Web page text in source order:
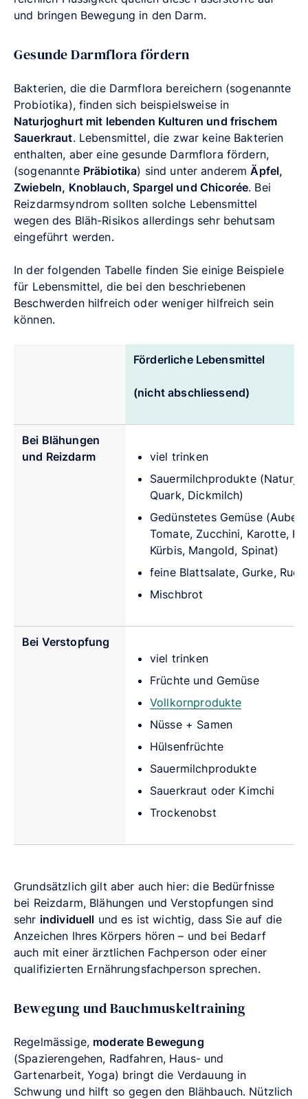
und bringen Bewegung in den Darm.
Gesunde Darmflora fördern
Bakterien, die die Darmflora bereichern (sogenannte
Probiotika), finden sich beispielsweise in
Naturjoghurt mit lebenden Kulturen und frischem
Sauerkraut. Lebensmittel, die zwar keine Bakterien
enthalten, aber eine gesunde Darmflora fördern,
(sogenannte Präbiotika) sind unter anderemÄpfel,
Zwiebeln, Knoblauch, Spargel und Chicorée. Bei
Reizdarmsyndrom sollten solche Lebensmittel
wegen des Bläh-Risikos allerdings sehr behutsam
eingeführt werden.
In der folgenden Tabelle finden Sie einige Beispiele
für Lebensmittel, die bei den beschriebenen
Beschwerden hilfreich oder weniger hilfreich sein
können.
Förderliche Lebensmittel
(nicht abschliessend)
Bei Blähungen
und Reizdarm
viel trinken
Sauermilchprodukte
Quark, Dickmilch)
Gedünstetes Gemüse
Tomate, Zucchini, Karotte,
Kürbis, Mangold, Spinat)
feine Blattsalate, Gurke,
Mischbrot
Bei Verstopfung
viel trinken
Früchte und Gemüse
Vollkornprodukte
Nüsse + Samen
Hülsenfrüchte
Sauermilchprodukte
Sauerkraut oder Kimchi
Trockenobst
Grundsätzlich gilt aber auch hier: die Bedürfnisse
bei Reizdarm, Blähungen und Verstopfungen sind
sehr individuell und es ist wichtig, dass Sie auf die
Anzeichen Ihres Körpers hören – und bei Bedarf
auch mit einer ärztlichen Fachperson oder einer
qualifizierten Ernährungsfachperson sprechen.
Bewegung und Bauchmuskeltraining
Regelmässige, moderate Bewegung
(Spazierengehen, Radfahren, Haus- und
Gartenarbeit, Yoga) bringt die Verdauung in
Schwung und hilft so gegen den Blähbauch. Nützlich